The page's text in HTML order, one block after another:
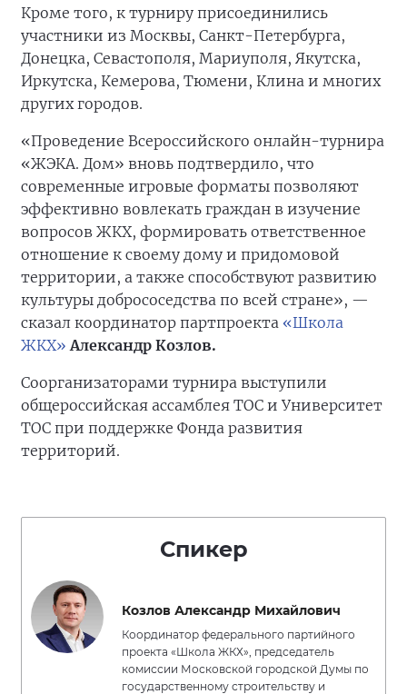
Кроме того, к турниру присоединились
участники из Москвы, Санкт-Петербурга,
Донецка, Севастополя, Мариуполя, Якутска,
Иркутска, Кемерова, Тюмени, Клина и многих
других городов.
«Проведение Всероссийского онлайн-турнира
«ЖЭКА. Дом» вновь подтвердило, что
современные игровые форматы позволяют
эффективно вовлекать граждан в изучение
вопросов ЖКХ, формировать ответственное
отношение к своему дому и придомовой
территории, а также способствуют развитию
культуры добрососедства по всей стране», —
сказал координатор партпроекта «Школа
ЖКХ» Александр Козлов.
Соорганизаторами турнира выступили
общероссийская ассамблея ТОС и Университет
ТОС при поддержке Фонда развития
территорий.
Спикер
Козлов Александр Михайлович
Координатор федерального партийного
проекта «Школа ЖКХ», председатель
комиссии Московской городской Думы по
государственному строительству и